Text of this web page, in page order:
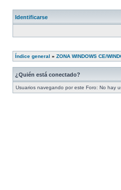
Identificarse
Índice general » ZONA WINDOWS CE/
¿Quién está conectado?
Usuarios navegando por este Foro: No hay